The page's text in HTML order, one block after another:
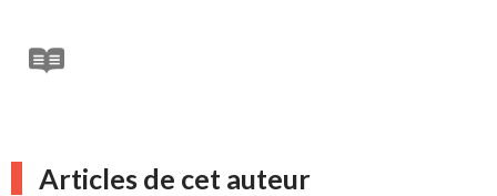
Articles de cet auteur